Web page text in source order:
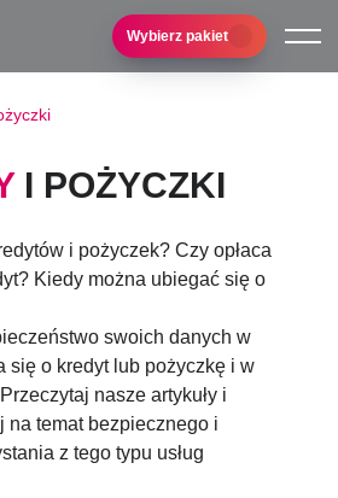
Wybierz pakiet
I POŻYCZKI
i pożyczek? Czy opłaca
Kiedy można ubiegać się o
swoich danych w
się o kredyt lub pożyczkę i w
nasze artykuły i
na temat bezpiecznego i
z tego typu usług